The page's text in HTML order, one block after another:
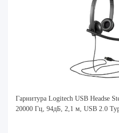
Гарнитура Logitech USB Headse
20000 Гц, 94дБ, 2,1 м, USB 2.0